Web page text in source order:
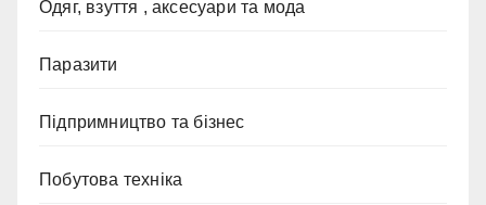
Одяг, взуття , аксесуари та мода
Паразити
Підпримництво та бізнес
Побутова техніка